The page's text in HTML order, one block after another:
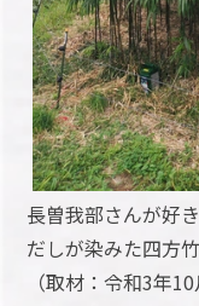
長曽我部さんが好
だしが染みた四方
（取材：令和3年10